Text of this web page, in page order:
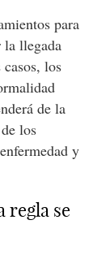
para
la llegada
los
de la
los
y
regla se